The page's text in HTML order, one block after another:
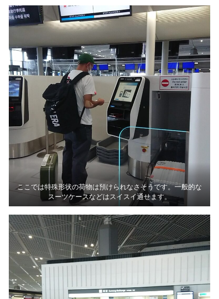
ここでは特殊形状の荷物は預けられなさそうです。一般的な
スーツケースなどはスイスイ通せます。